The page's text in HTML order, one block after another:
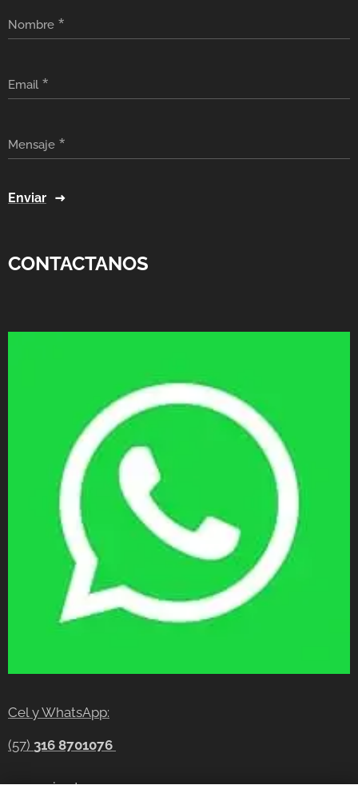
Nombre
Email
Mensaje
Enviar
CONTACTANOS
Cel y WhatsApp:
(57) 316 8701076
gerencia@tecnocompras.com.co